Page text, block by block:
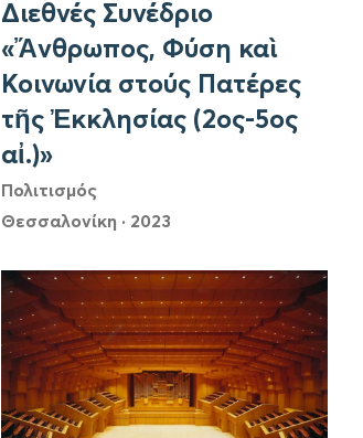
Διεθνές Συνέδριο
«Ἄνθρωπος, Φύση καὶ
Κοινωνία στούς Πατέρες
τῆς Ἐκκλησίας (2ος-5ος
αἰ.)»
Πολιτισμός
Θεσσαλονίκη · 2023